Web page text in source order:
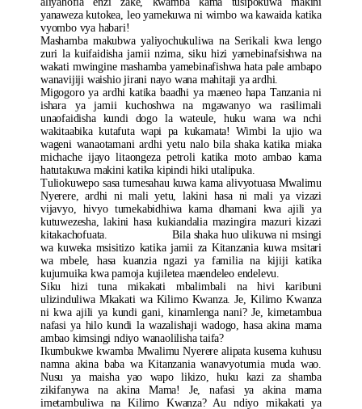
yanaweza kutokea, leo yamekuwa ni wimbo wa kawaida katika
vyombo vya habari!
Mashamba makubwa yaliyochukuliwa na Serikali kwa lengo
zuri la kuifaidisha jamii nzima, siku hizi yamebinafsishwa na
wakati mwingine mashamba yamebinafishwa hata pale ambapo
wanavijiji waishio jirani nayo wana mahitaji ya ardhi.
Migogoro ya ardhi katika baadhi ya maeneo hapa Tanzania ni
ishara ya jamii kuchoshwa na mgawanyo wa rasilimali
unaofaidisha kundi dogo la wateule, huku wana wa nchi
wakitaabika kutafuta wapi pa kukamata! Wimbi la ujio wa
wageni wanaotamani ardhi yetu nalo bila shaka katika miaka
michache ijayo litaongeza petroli katika moto ambao kama
hatutakuwa makini katika kipindi hiki utalipuka.
Tuliokuwepo sasa tumesahau kuwa kama alivyotuasa Mwalimu
Nyerere, ardhi ni mali yetu, lakini hasa ni mali ya vizazi
vijavyo, hivyo tumekabidhiwa kama dhamani kwa ajili ya
kutuwezesha, lakini hasa kukiandalia mazingira mazuri kizazi
kitakachofuata. Bila shaka huo ulikuwa ni msingi
wa kuweka msisitizo katika jamii za Kitanzania kuwa msitari
wa mbele, hasa kuanzia ngazi ya familia na kijiji katika
kujumuika kwa pamoja kujiletea maendeleo endelevu.
Siku hizi tuna mikakati mbalimbali na hivi karibuni
ulizinduliwa Mkakati wa Kilimo Kwanza. Je, Kilimo Kwanza
ni kwa ajili ya kundi gani, kinamlenga nani? Je, kimetambua
nafasi ya hilo kundi la wazalishaji wadogo, hasa akina mama
ambao kimsingi ndiyo wanaolilisha taifa?
Ikumbukwe kwamba Mwalimu Nyerere alipata kusema kuhusu
namna akina baba wa Kitanzania wanavyotumia muda wao.
Nusu ya maisha yao wapo likizo, huku kazi za shamba
zikifanywa na akina Mama! Je, nafasi ya akina mama
imetambuliwa na Kilimo Kwanza? Au ndiyo mikakati ya